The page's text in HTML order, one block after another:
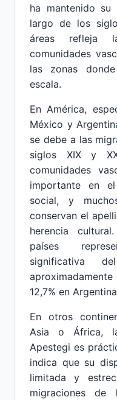
ha mantenido
largo de los
áreas refleja
comunidades
las zonas
escala.
En América,
México y
se debe a las
siglos XIX y
comunidades
importante en
social, y
conservan el
herencia
países
significativa
12,7% en
En otros
Asia o África,
Apestegi es
indica que su
limitada y
migraciones de